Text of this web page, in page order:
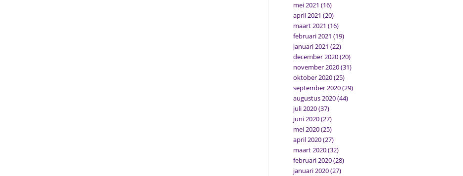
mei 2021 (16)
april 2021 (20)
maart 2021 (16)
februari 2021 (19)
januari 2021 (22)
december 2020(20)
november 2020(31)
oktober 2020(25)
september 2020(29)
augustus 2020(44)
juli 2020(37)
juni 2020(27)
mei 2020(25)
april 2020(27)
maart 2020(32)
februari 2020(28)
januari 2020(27)